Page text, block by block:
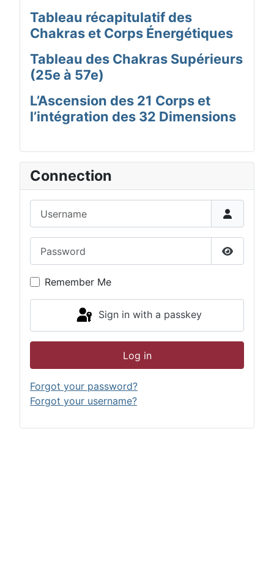
Tableau récapitulatif des
Chakras et Corps Énergétiques
Tableau des Chakras Supérieurs
(25e à 57e)
L’Ascension des 21 Corps et
l’intégration des 32 Dimensions
Connection
Show
Remember Me
Sign in with a passkey
Log in
Forgot your password?
Forgot your username?